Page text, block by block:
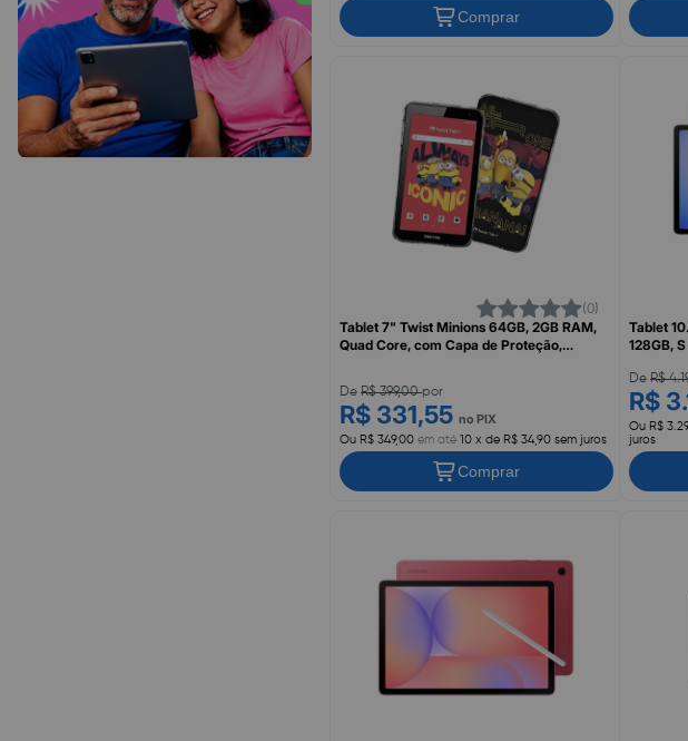
Comprar
(0)
Tablet 7" Twist Minions 64GB, 2GB RAM,
Quad Core, com Capa de Proteção,
De R$ 399,00por
R$ 331,55 no PIX
Ou R$ 349,00 em até 10 x de R$ 34,90 sem juros
Comprar
Tablet
128GB,
De R$
R$
Ou R$
juros